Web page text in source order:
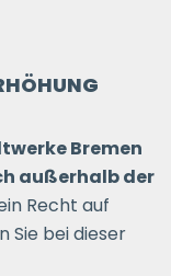
Bremen
außerhalb der
Recht auf
Sie bei dieser